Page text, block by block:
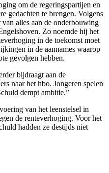
om de regeringspartijen en
gedachten te brengen. Volgens
alles aan de onderbouwing
Zo noemde hij het
in de toekomst moet
in de aannames waarop
gevolgen hebben.
bijdraagt aan de
naar het hbo. Jongeren spelen
dempt ambitie.”
van het leenstelsel in
de renteverhoging. Voor het
hadden ze destijds niet